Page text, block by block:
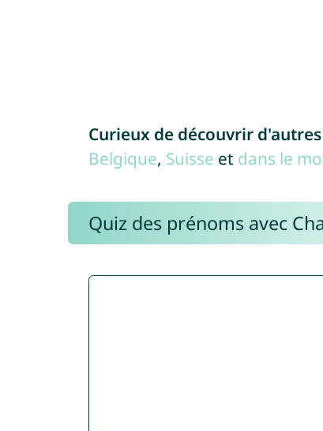
Curieux de découvrir
Belgique, Suisse et dans le
Quiz des prénoms avec